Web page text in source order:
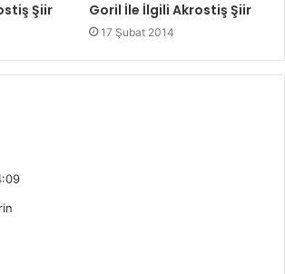
Şiir Goril İle İlgili Akrostiş Şiir
17 Şubat 2014